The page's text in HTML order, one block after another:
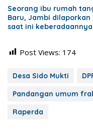
Seorang ibu rumah
Baru, Jambi
saat ini
Post Views: 174
Desa Sido Mukti
Pandangan umum
Raperda